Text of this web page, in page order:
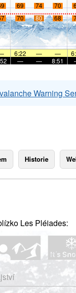
69 74 70
70 80 68
6:22 — —
— — 8:51
Warning
Historie
Les Pléiades: